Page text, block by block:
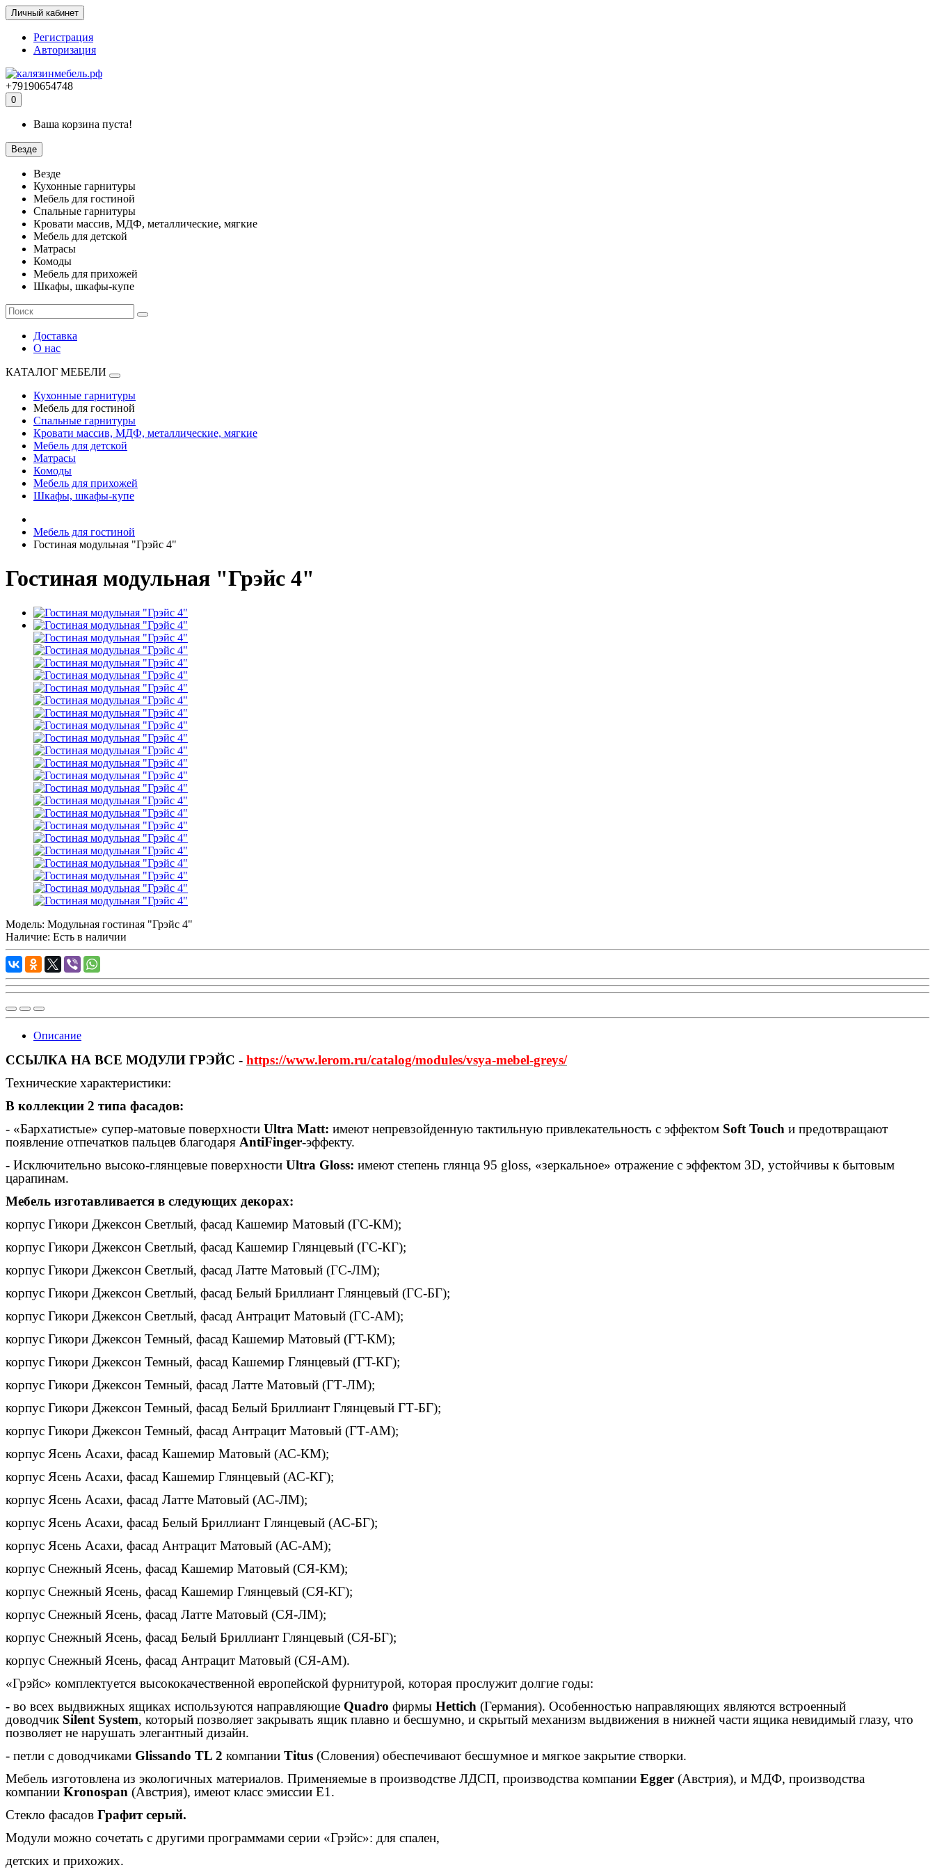
Личный кабинет
Регистрация
Авторизация
+79190654748
0
Ваша корзина пуста!
Везде
Везде
Кухонные гарнитуры
Мебель для гостиной
Спальные гарнитуры
Кровати массив, МДФ, металлические, мягкие
Мебель для детской
Матрасы
Комоды
Мебель для прихожей
Шкафы, шкафы-купе
Доставка
О нас
КАТАЛОГ МЕБЕЛИ
Кухонные гарнитуры
Мебель для гостиной
Спальные гарнитуры
Кровати массив, МДФ, металлические, мягкие
Мебель для детской
Матрасы
Комоды
Мебель для прихожей
Шкафы, шкафы-купе
Мебель для гостиной
Гостиная модульная "Грэйс 4"
Гостиная модульная "Грэйс 4"
Модель: Модульная гостиная "Грэйс 4"
Наличие: Есть в наличии
Описание
ССЫЛКА НА ВСЕ МОДУЛИ ГРЭЙС - https://www.lerom.ru/catalog/modules/vsya-mebel-greys/
Технические характеристики:
В коллекции 2 типа фасадов:
- «Бархатистые» супер-матовые поверхности Ultra Matt: имеют непревзойденную тактильную привлекательность с эффектом Soft Touch и предотвращают
появление отпечатков пальцев благодаря AntiFinger-эффекту.
- Исключительно высоко-глянцевые поверхности Ultra Gloss: имеют степень глянца 95 gloss, «зеркальное» отражение с эффектом 3D, устойчивы к бытовым
царапинам.
Мебель изготавливается в следующих декорах:
корпус Гикори Джексон Светлый, фасад Кашемир Матовый (ГС-КМ);
корпус Гикори Джексон Светлый, фасад Кашемир Глянцевый (ГС-КГ);
корпус Гикори Джексон Светлый, фасад Латте Матовый (ГС-ЛМ);
корпус Гикори Джексон Светлый, фасад Белый Бриллиант Глянцевый (ГС-БГ);
корпус Гикори Джексон Светлый, фасад Антрацит Матовый (ГС-АМ);
корпус Гикори Джексон Темный, фасад Кашемир Матовый (ГT-КМ);
корпус Гикори Джексон Темный, фасад Кашемир Глянцевый (ГT-КГ);
корпус Гикори Джексон Темный, фасад Латте Матовый (ГТ-ЛМ);
корпус Гикори Джексон Темный, фасад Белый Бриллиант Глянцевый ГТ-БГ);
корпус Гикори Джексон Темный, фасад Антрацит Матовый (ГТ-АМ);
корпус Ясень Асахи, фасад Кашемир Матовый (АС-КМ);
корпус Ясень Асахи, фасад Кашемир Глянцевый (АС-КГ);
корпус Ясень Асахи, фасад Латте Матовый (АС-ЛМ);
корпус Ясень Асахи, фасад Белый Бриллиант Глянцевый (АС-БГ);
корпус Ясень Асахи, фасад Антрацит Матовый (АС-АМ);
корпус Снежный Ясень, фасад Кашемир Матовый (СЯ-КМ);
корпус Снежный Ясень, фасад Кашемир Глянцевый (СЯ-КГ);
корпус Снежный Ясень, фасад Латте Матовый (СЯ-ЛМ);
корпус Снежный Ясень, фасад Белый Бриллиант Глянцевый (СЯ-БГ);
корпус Снежный Ясень, фасад Антрацит Матовый (СЯ-АМ).
«Грэйс» комплектуется высококачественной европейской фурнитурой, которая прослужит долгие годы:
- во всех выдвижных ящиках используются направляющие Quadro фирмы Hettich (Германия). Особенностью направляющих являются встроенный
доводчик Silent System, который позволяет закрывать ящик плавно и бесшумно, и скрытый механизм выдвижения в нижней части ящика невидимый глазу, что
позволяет не нарушать элегантный дизайн.
- петли с доводчиками Glissando TL 2 компании Titus (Словения) обеспечивают бесшумное и мягкое закрытие створки.
Мебель изготовлена из экологичных материалов. Применяемые в производстве ЛДСП, производства компании Egger (Австрия), и МДФ, производства
компании Kronospan (Австрия), имеют класс эмиссии Е1.
Стекло фасадов Графит серый.
Модули можно сочетать с другими программами серии «Грэйс»: для спален,
детских и прихожих.